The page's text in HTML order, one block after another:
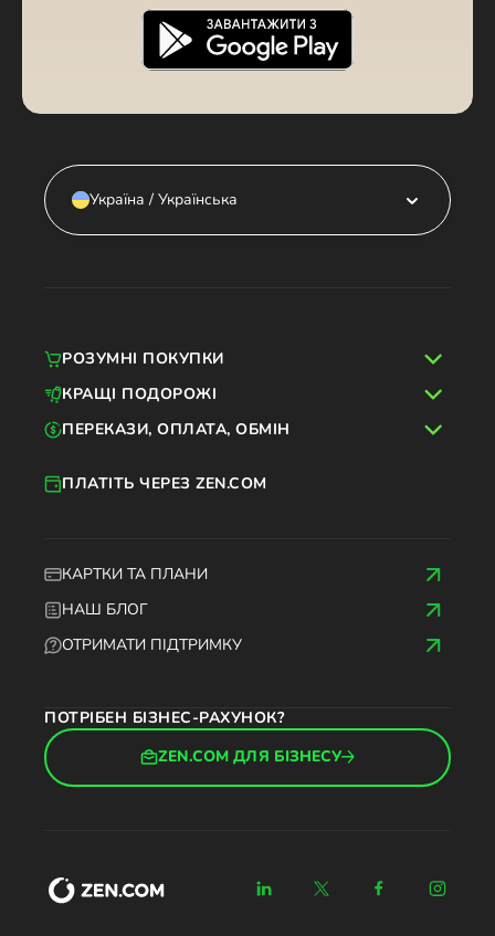
Україна / Українська
КАРТКИ ТА ПЛАНИ
НАШ БЛОГ
ОТРИМАТИ ПІДТРИМКУ
ПЛАТІТЬ ЧЕРЕЗ ZEN.COM
ПОТРІБЕН БІЗНЕС-РАХУНОК?
ZEN.COM ДЛЯ БІЗНЕСУ
РОЗУМНІ ПОКУПКИ
КРАЩІ ПОДОРОЖІ
ПЕРЕКАЗИ, ОПЛАТА, ОБМІН